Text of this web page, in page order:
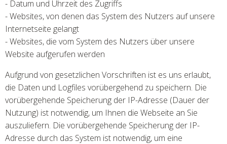
- Datum und Uhrzeit des Zugriffs
- Websites, von denen das System des Nutzers auf unsere
Internetseite gelangt
- Websites, die vom System des Nutzers über unsere
Website aufgerufen werden
Aufgrund von gesetzlichen Vorschriften ist es uns erlaubt,
die Daten und Logfiles vorübergehend zu speichern. Die
vorübergehende Speicherung der IP-Adresse (Dauer der
Nutzung) ist notwendig, um Ihnen die Webseite an Sie
auszuliefern. Die vorübergehende Speicherung der IP-
Adresse durch das System ist notwendig, um eine